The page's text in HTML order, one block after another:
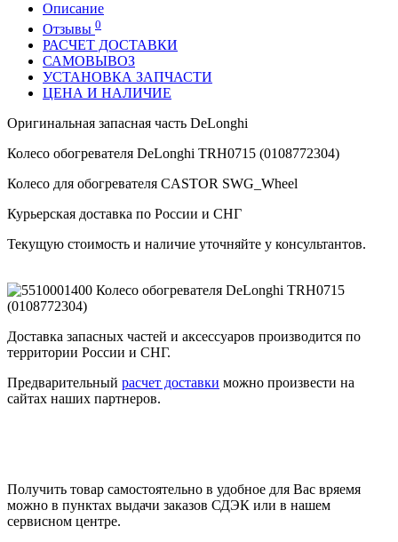
Описание
Отзывы 0
РАСЧЕТ ДОСТАВКИ
САМОВЫВОЗ
УСТАНОВКА ЗАПЧАСТИ
ЦЕНА И НАЛИЧИЕ
Оригинальная запасная часть DeLonghi
Колесо обогревателя DeLonghi TRH0715 (0108772304)
Колесо для обогревателя CASTOR SWG_Wheel
Курьерская доставка по России и СНГ
Текущую стоимость и наличие уточняйте у консультантов.
Доставка запасных частей и аксессуаров производится по
территории России и СНГ.
Предварительный расчет доставки можно произвести на
сайтах наших партнеров.
Получить товар самостоятельно в удобное для Вас вряемя
можно в пунктах выдачи заказов СДЭК или в нашем
сервисном центре.